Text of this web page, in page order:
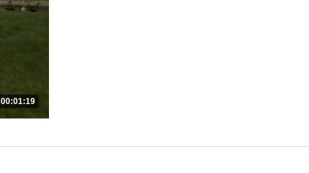
00:01:19